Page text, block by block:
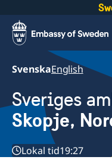
SvenskaEnglish
Sveriges
Skopje,
Lokal tid19:27